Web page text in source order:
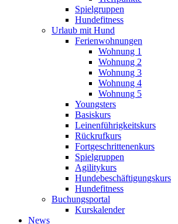
Spielgruppen
Hundefitness
Urlaub mit Hund
Ferienwohnungen
Wohnung 1
Wohnung 2
Wohnung 3
Wohnung 4
Wohnung 5
Youngsters
Basiskurs
Leinenführigkeitskurs
Rückrufkurs
Fortgeschrittenenkurs
Spielgruppen
Agilitykurs
Hundebeschäftigungskurs
Hundefitness
Buchungsportal
Kurskalender
News